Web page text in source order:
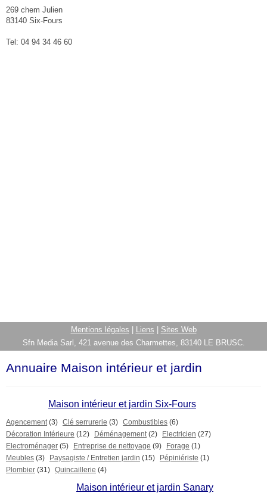
269 chem Julien
83140 Six-Fours
Tel: 04 94 34 46 60
Mentions légales Liens
Sites Web
Sfn Media Sarl, 421 avenue des Charmettes, 83140 LE BRUSC.
Annuaire Maison intérieur et jardin
Maison intérieur et jardin Six-Fours
Agencement (3) Clé serrurerie (3) Combustibles (6)
Décoration Intérieure (12) Déménagement (2) Electricien (27)
Electroménager (5) Entreprise de nettoyage (9) Forage (1)
Meubles (3) Paysagiste / Entretien jardin (15) Pépiniériste (1)
Plombier (31) Quincaillerie (4)
Maison intérieur et jardin Sanary